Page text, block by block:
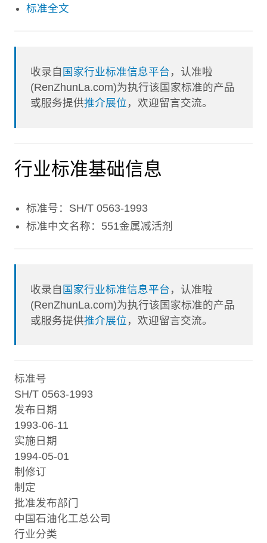
标准全文
收录自 国家行业标准信息平台 ，认准啦
(RenZhunLa.com)为执行该国家标准的产品
或服务提供推介展位 ，欢迎留言交流。
行业标准基础信息
标准号：SH/T 0563-1993
标准中文名称：551金属减活剂
收录自 国家行业标准信息平台 ，认准啦
(RenZhunLa.com)为执行该国家标准的产品
或服务提供推介展位 ，欢迎留言交流。
标准号
SH/T 0563-1993
发布日期
1993-06-11
实施日期
1994-05-01
制修订
制定
批准发布部门
中国石油化工总公司
行业分类